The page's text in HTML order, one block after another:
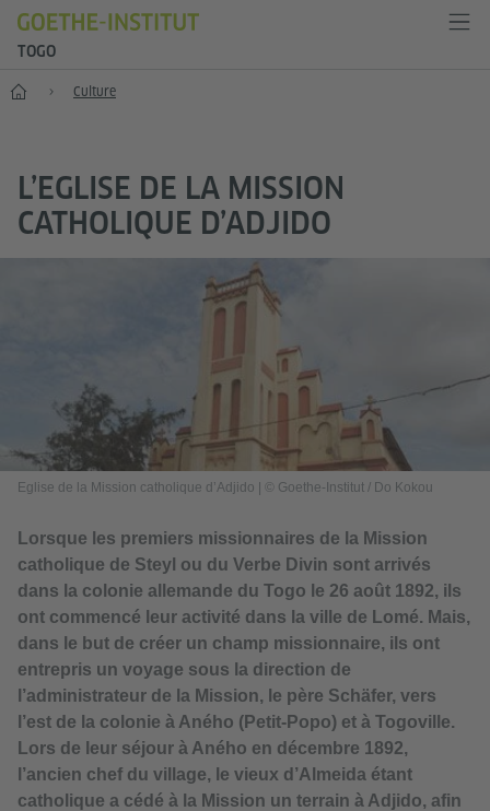
TOGO
Accueil Culture
L’EGLISE DE LA MISSION
CATHOLIQUE D’ADJIDO
Eglise de la Mission catholique d’Adjido | © Goethe-Institut / Do Kokou
Lorsque les premiers missionnaires de la Mission
catholique de Steyl ou du Verbe Divin sont arrivés
dans la colonie allemande du Togo le 26 août 1892, ils
ont commencé leur activité dans la ville de Lomé. Mais,
dans le but de créer un champ missionnaire, ils ont
entrepris un voyage sous la direction de
l’administrateur de la Mission, le père Schäfer, vers
l’est de la colonie à Aného (Petit-Popo) et à Togoville.
Lors de leur séjour à Aného en décembre 1892,
l’ancien chef du village, le vieux d’Almeida étant
catholique a cédé à la Mission un terrain à Adjido, afin